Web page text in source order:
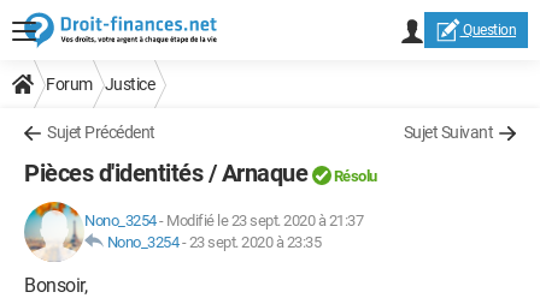
Question
Forum Justice
Sujet Précédent Sujet Suivant
Pièces d'identités / Arnaque Résolu
Nono_3254- Modifié le 23 sept. 2020 à 21:37
Nono_3254-23 sept. 2020 à 23:35
Bonsoir,